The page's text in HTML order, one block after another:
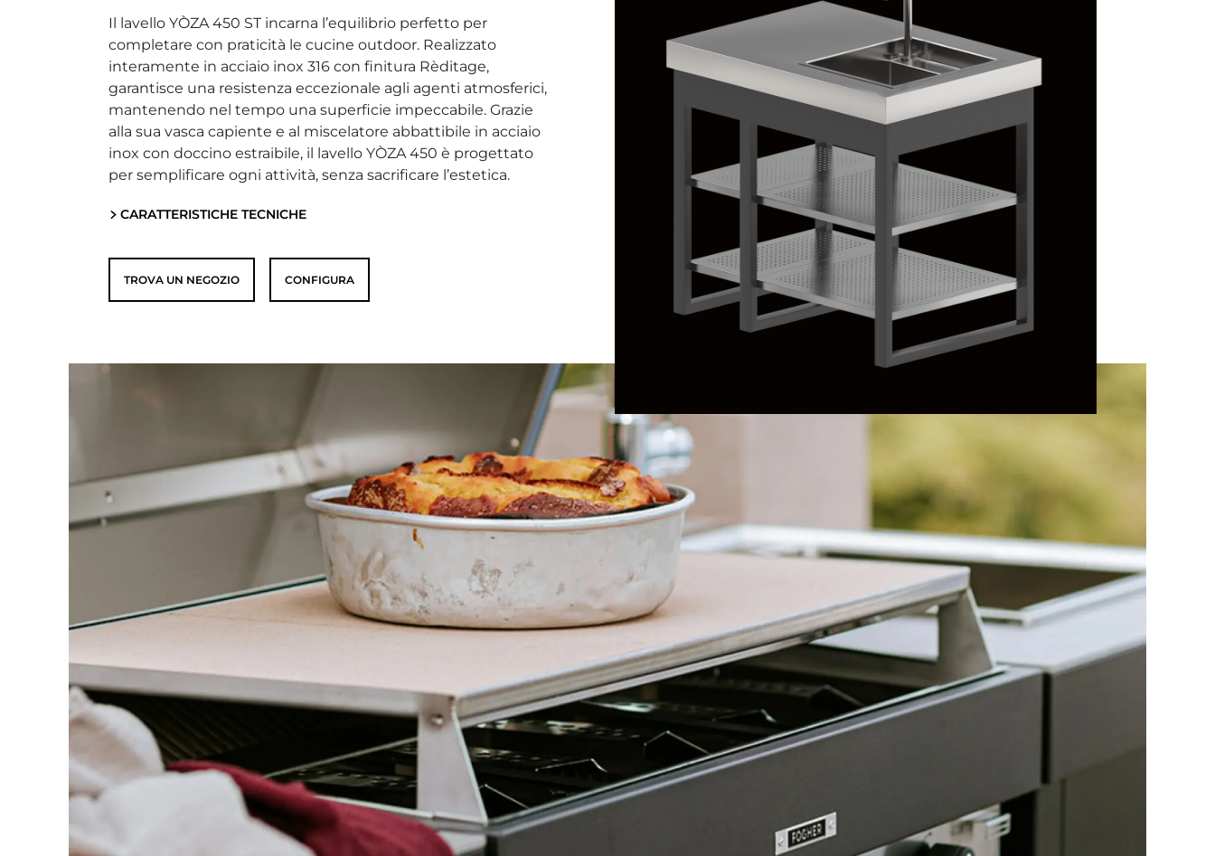
Il lavello YÒZA 450 ST incarna l’equilibrio perfetto per
completare con praticità le cucine outdoor. Realizzato
interamente in acciaio inox 316 con finitura Rèditage,
garantisce una resistenza eccezionale agli agenti atmosferici,
mantenendo nel tempo una superficie impeccabile. Grazie
alla sua vasca capiente e al miscelatore abbattibile in acciaio
inox con doccino estraibile, il lavello YÒZA 450 è progettato
per semplificare ogni attività, senza sacrificare l’estetica.
CARATTERISTICHE TECNICHE
TROVA UN NEGOZIO CONFIGURA